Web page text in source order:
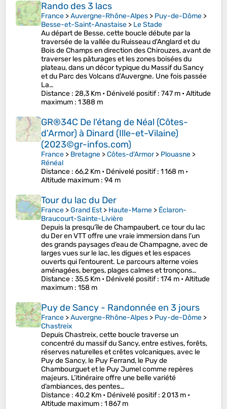
Rando des 3 lacs
France >Auvergne-Rhône-Alpes > Puy-de-Dôme >
Besse-et-Saint-Anastaise > Le Stade
Au départ de Besse, cette boucle débute par la
traversée de la vallée du Ruisseau d'Anglard et du
Bois de Champs en direction des Chirouzes, avant de
traverser les pâturages et les zones boisées du
plateau, dans un décor typique du Massif du Sancy
et du Parc des Volcans d’Auvergne. Une fois passée
La…
Distance : 28,3 Km • Dénivelé positif: 747 m •Altitude
maximum : 1 388 m
GR®34C De l'étang de Néal (Côtes-
d'Armor) à Dinard (Ille-et-Vilaine)
(2023©gr-infos.com)
France > Bretagne >Côtes-d'Armor> Plouasne >
Rénéal
Distance : 66,2 Km • Dénivelé positif: 1 168 m •
Altitude maximum : 94 m
Tour du lac du Der
France >Grand Est> Haute-Marne > Éclaron-
Braucourt-Sainte-Livière
Depuis la presqu’île de Champaubert, ce tour du lac
du Der en VTT offre une vraie immersion dans l’un
des grands paysages d’eau de Champagne, avec de
larges vues sur le lac, les digues et les espaces
ouverts qui l’entourent. Le parcours alterne voies
aménagées, berges, plages calmes et tronçons…
Distance : 35,5 Km • Dénivelé positif: 174 m •Altitude
maximum : 158 m
Puy de Sancy - Randonnée en 3 jours
France >Auvergne-Rhône-Alpes > Puy-de-Dôme >
Chastreix
Depuis Chastreix, cette boucle traverse un
concentré du massif du Sancy, entre estives, forêts,
réserves naturelles et crêtes volcaniques, avec le
Puy de Sancy, le Puy Ferrand, le Puy de
Chambourguet et le Puy Jumel comme repères
majeurs. L’itinéraire offre une belle variété
d’ambiances, des pentes…
Distance : 40,2 Km • Dénivelé positif: 2 013 m •
Altitude maximum : 1 867 m